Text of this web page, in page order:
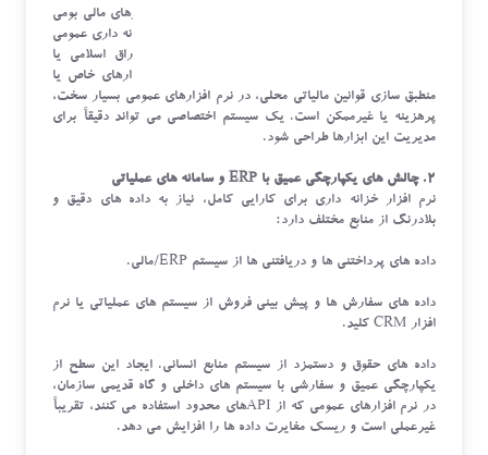
بسیاری از سازمان های بزرگ در ایران یا منطقه، از ابزارهای مالی بومی
و منحصربه فردی استفاده می کنند که در سیستم های خزانه داری عمومی
(اغلب غربی) تعریف نشده اند (مانند انواع خاص اوراق اسلامی یا
قراردادهای مالی داخلی). توسعه پشتیبانی برای این ابزارهای خاص یا
منطبق سازی قوانین مالیاتی محلی، در نرم افزارهای عمومی بسیار سخت،
پرهزینه یا غیرممکن است. یک سیستم اختصاصی می تواند دقیقاً برای
مدیریت این ابزارها طراحی شود.
۲. چالش های یکپارچگی عمیق با ERP و سامانه های عملیاتی
نرم افزار خزانه داری برای کارایی کامل، نیاز به داده های دقیق و
بلادرنگ از منابع مختلف دارد:
داده های پرداختنی ها و دریافتنی ها از سیستم ERP/مالی.
داده های سفارش ها و پیش بینی فروش از سیستم های عملیاتی یا نرم
افزار CRM کلید.
داده های حقوق و دستمزد از سیستم منابع انسانی. ایجاد این سطح از
یکپارچگی عمیق و سفارشی با سیستم های داخلی و گاه قدیمی سازمان،
در نرم افزارهای عمومی که از APIهای محدود استفاده می کنند، تقریباً
غیرعملی است و ریسک مغایرت داده ها را افزایش می دهد.